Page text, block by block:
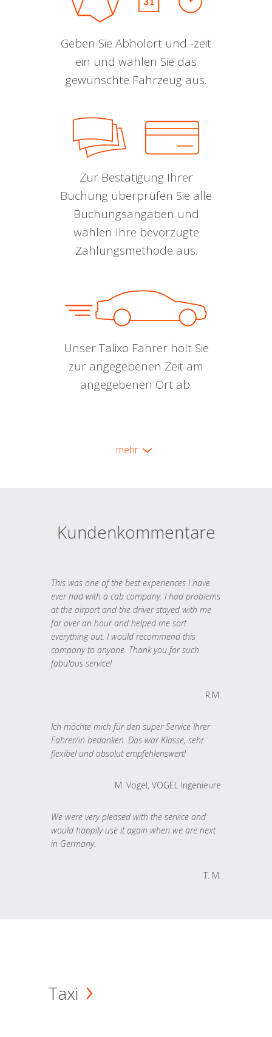
Geben Sie Abholort und -zeit
ein und wählen Sie das
gewünschte Fahrzeug aus.
Zur Bestätigung Ihrer
Buchung überprüfen Sie alle
Buchungsangaben und
wählen Ihre bevorzugte
Zahlungsmethode aus.
Unser Talixo Fahrer holt Sie
zur angegebenen Zeit am
angegebenen Ort ab.
mehr
Kundenkommentare
This was one of the best experiences I have
ever had with a cab company. I had problems
at the airport and the driver stayed with me
for over an hour and helped me sort
everything out. I would recommend this
company to anyone. Thank you for such
fabulous service!
R.M.
Ich möchte mich für den super Service Ihrer
Fahrer/in bedanken. Das war Klasse, sehr
flexibel und absolut empfehlenswert!
M. Vogel, VOGEL Ingenieure
We were very pleased with the service and
would happily use it again when we are next
in Germany.
T. M.
Taxi